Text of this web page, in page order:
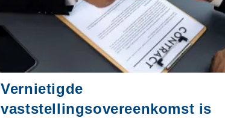
Vernietigde
vaststellingsovereenkomst is